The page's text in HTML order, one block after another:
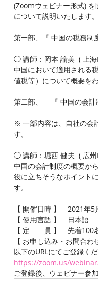
(Zoomウェビナー形式)
について説明いたします
第一部、『 中国の税務制
◯ 講師：岡本 諭美  ( 上
中国において適用される
値税等）について概要を
第二部、　 『 中国の会
※ 一部内容は、自社の会
す。
◯ 講師：堀西 健夫  ( 広
中国の会計制度の概要か
役に立ちそうなポイント
す。
【 開催日時 】　2021年
【 使用言語 】　日本語
【 定　　員 】　先着100
【 お申し込み・お問合わ
以下のURLにてご登録く
https://zoom.us/
ご登録後、ウェビナー参